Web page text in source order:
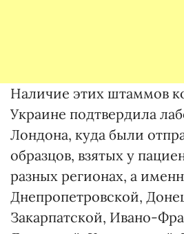
Наличие этих штаммов
Украине подтвердила
Лондона, куда были
образцов, взятых у
разных регионах, а
Днепропетровской,
Закарпатской, Ивано-